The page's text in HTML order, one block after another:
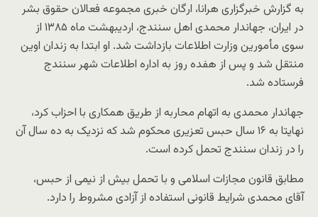
به گزارش خبرگزاری هرانا، ارگان خبری مجموعه فعالان حقوق بشر
در ایران، جهاندار محمدی اهل سنندج، اردیبهشت ماه ۱۳۸۵ از
سوی مأمورین وزارت اطلاعات بازداشت شد. او ابتدا به زندان اوین
منتقل شد و پس از هفده روز به اداره اطلاعات شهر سنندج
فرستاده شد.
جهاندار محمدی به اتهام محاربه از طریق همکاری با احزاب کرد،
نهایتا به ۱۶ سال حبس تعزیری محکوم شد که نزدیک به ده سال آن
را در زندان سنندج تحمل کرده است.
مطابق قانون مجازات اسلامی و با تحمل بیش از نیمی از حبس،
آقای محمدی شرایط قانونی استفاده از آزادی مشروط را دارد.